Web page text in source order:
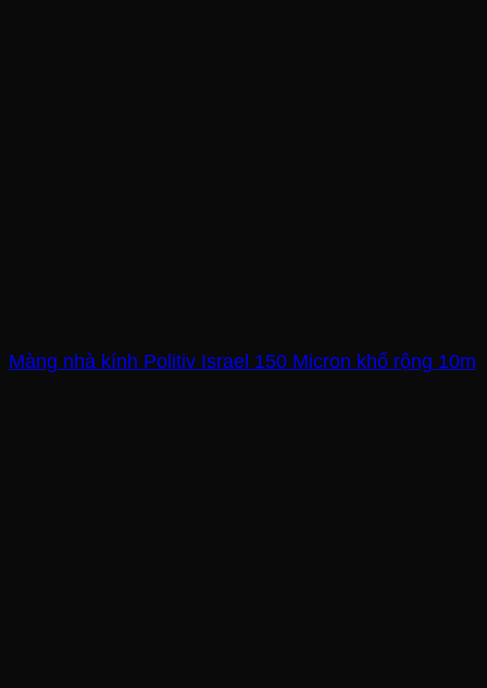
Màng nhà kính Politiv Israel 150 Micron khổ rộng 10m